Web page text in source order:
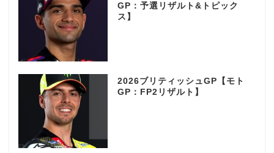
GP：予選リザルト&トピック
ス】
2026ブリティッシュGP【モト
GP：FP2リザルト】